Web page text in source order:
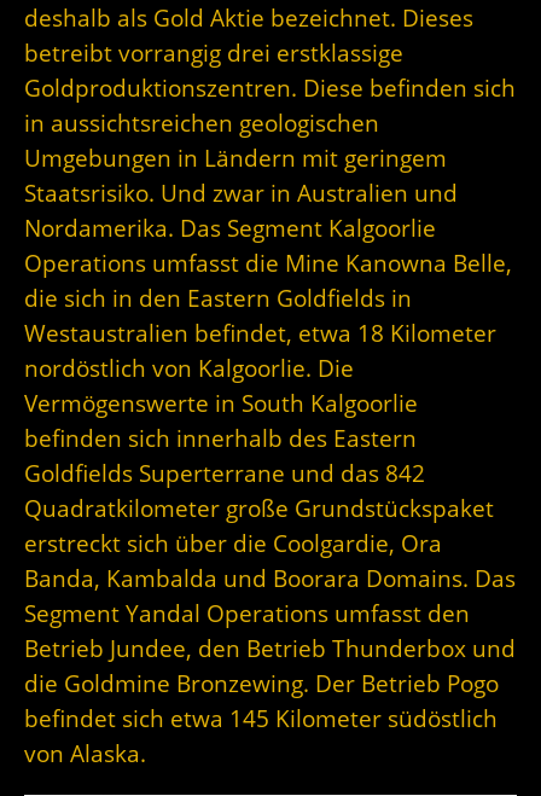
deshalb als Gold Aktie bezeichnet. Dieses
betreibt vorrangig drei erstklassige
Goldproduktionszentren. Diese befinden sich
in aussichtsreichen geologischen
Umgebungen in Ländern mit geringem
Staatsrisiko. Und zwar in Australien und
Nordamerika. Das Segment Kalgoorlie
Operations umfasst die Mine Kanowna Belle,
die sich in den Eastern Goldfields in
Westaustralien befindet, etwa 18 Kilometer
nordöstlich von Kalgoorlie. Die
Vermögenswerte in South Kalgoorlie
befinden sich innerhalb des Eastern
Goldfields Superterrane und das 842
Quadratkilometer große Grundstückspaket
erstreckt sich über die Coolgardie, Ora
Banda, Kambalda und Boorara Domains. Das
Segment Yandal Operations umfasst den
Betrieb Jundee, den Betrieb Thunderbox und
die Goldmine Bronzewing. Der Betrieb Pogo
befindet sich etwa 145 Kilometer südöstlich
von Alaska.